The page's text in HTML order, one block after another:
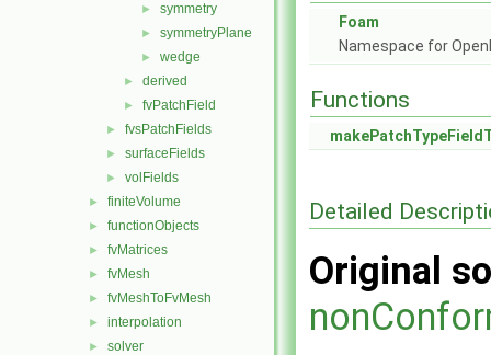
► symmetry
► symmetryPlane
► wedge
► derived
► fvPatchField
► fvsPatchFields
► surfaceFields
► volFields
► finiteVolume
► functionObjects
► fvMatrices
► fvMesh
► fvMeshToFvMesh
► interpolation
► solver
Foam
Namespace for
Functions
Detailed
Original